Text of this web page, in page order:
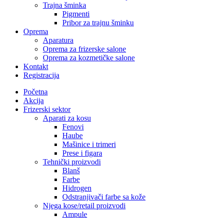
Trajna šminka
Pigmenti
Pribor za trajnu šminku
Oprema
Aparatura
Oprema za frizerske salone
Oprema za kozmetičke salone
Kontakt
Registracija
Početna
Akcija
Frizerski sektor
Aparati za kosu
Fenovi
Haube
Mašinice i trimeri
Prese i figara
Tehnički proizvodi
Blanš
Farbe
Hidrogen
Odstranjivači farbe sa kože
Njega kose/retail proizvodi
Ampule